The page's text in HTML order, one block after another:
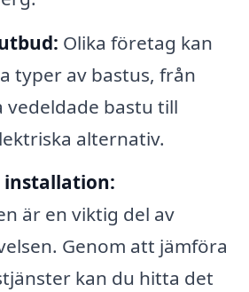
Olika företag kan
typer av bastus, från
bastu till
alternativ.
installation:
är en viktig del av
Genom att jämföra
kan du hitta det